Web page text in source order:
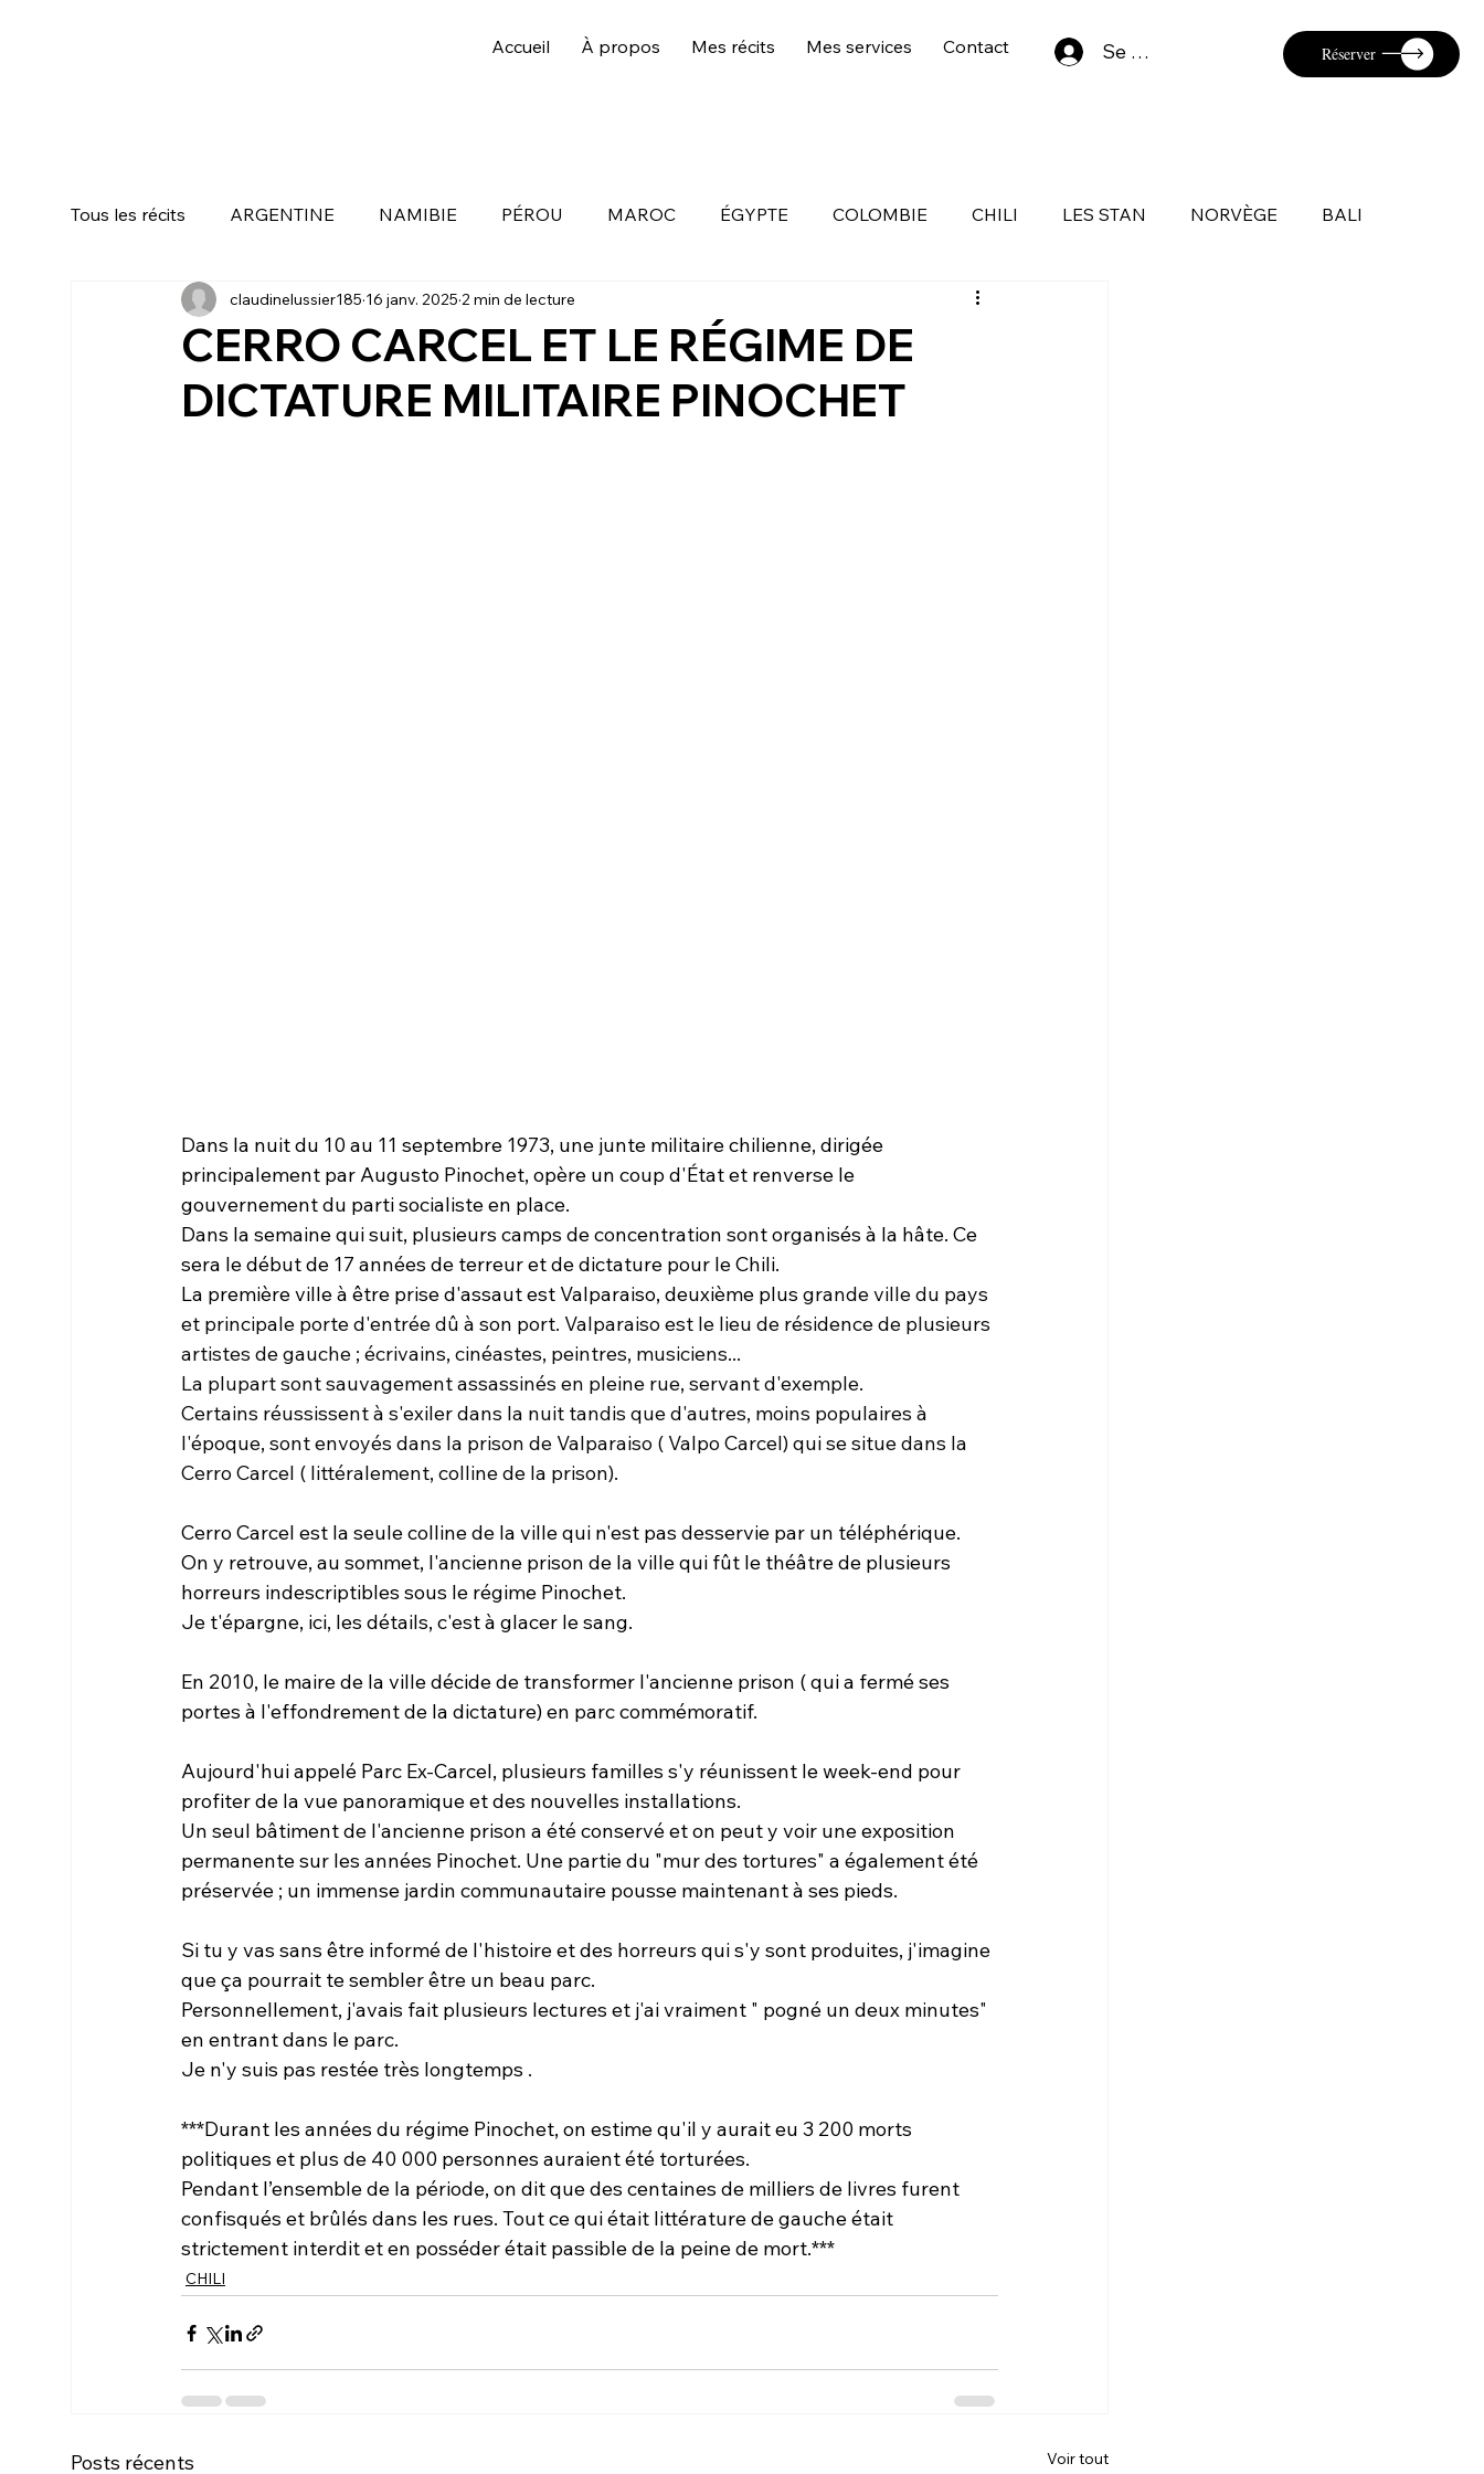
Accueil À propos Mes récits Mes services Contact Se connecter Réserver
Tous les récits ARGENTINE NAMIBIE PÉROU MAROC ÉGYPTE COLOMBIE CHILI LES STAN NORVÈGE BALI
KUALA LUMPUR ( MALAISIE ) SINGAPOUR
CERRO CARCEL ET LE RÉGIME DE
DICTATURE MILITAIRE PINOCHET
claudinelussier185 16 janv. 2025 2 min de lecture
Dans la nuit du 10 au 11 septembre 1973, une junte militaire chilienne, dirigée
principalement par Augusto Pinochet, opère un coup d'État et renverse le
gouvernement du parti socialiste en place.
Dans la semaine qui suit, plusieurs camps de concentration sont organisés à la hâte. Ce
sera le début de 17 années de terreur et de dictature pour le Chili.
La première ville à être prise d'assaut est Valparaiso, deuxième plus grande ville du pays
et principale porte d'entrée dû à son port. Valparaiso est le lieu de résidence de plusieurs
artistes de gauche ; écrivains, cinéastes, peintres, musiciens...
La plupart sont sauvagement assassinés en pleine rue, servant d'exemple.
Certains réussissent à s'exiler dans la nuit tandis que d'autres, moins populaires à
l'époque, sont envoyés dans la prison de Valparaiso ( Valpo Carcel) qui se situe dans la
Cerro Carcel ( littéralement, colline de la prison).
Cerro Carcel est la seule colline de la ville qui n'est pas desservie par un téléphérique.
On y retrouve, au sommet, l'ancienne prison de la ville qui fût le théâtre de plusieurs
horreurs indescriptibles sous le régime Pinochet.
Je t'épargne, ici, les détails, c'est à glacer le sang.
En 2010, le maire de la ville décide de transformer l'ancienne prison ( qui a fermé ses
portes à l'effondrement de la dictature) en parc commémoratif.
Aujourd'hui appelé Parc Ex-Carcel, plusieurs familles s'y réunissent le week-end pour
profiter de la vue panoramique et des nouvelles installations.
Un seul bâtiment de l'ancienne prison a été conservé et on peut y voir une exposition
permanente sur les années Pinochet. Une partie du "mur des tortures" a également été
préservée ; un immense jardin communautaire pousse maintenant à ses pieds.
Si tu y vas sans être informé de l'histoire et des horreurs qui s'y sont produites, j'imagine
que ça pourrait te sembler être un beau parc.
Personnellement, j'avais fait plusieurs lectures et j'ai vraiment " pogné un deux minutes"
en entrant dans le parc.
Je n'y suis pas restée très longtemps .
***Durant les années du régime Pinochet, on estime qu'il y aurait eu 3 200 morts
politiques et plus de 40 000 personnes auraient été torturées.
Pendant l’ensemble de la période, on dit que des centaines de milliers de livres furent
confisqués et brûlés dans les rues. Tout ce qui était littérature de gauche était
strictement interdit et en posséder était passible de la peine de mort.***
CHILI
Posts récents Voir tout